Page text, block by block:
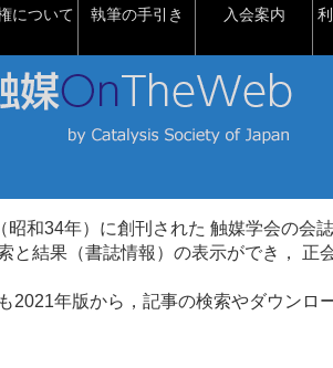
について 執筆の手引き 入会案内
和34年）に創刊された 触媒学会の会誌
と結果（書誌情報）の表示ができ， 正
2021年版から，記事の検索やダウンロ